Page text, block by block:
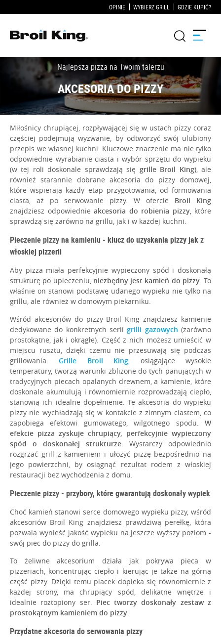
OPINIE WYBIERZ GRILL GDZIE KUPIĆ?
Grille
KUCHNIE OGRODOWE
Akcesoria do grillowania
Blog
Przepisy
WSPARCIE
Miłośnicy chrupiącej, rozpływającej się w ustach pizzy coraz
częściej podejmują wyzwanie, by odtworzyć swój ulubiony
przepis we własnej kuchni. Kluczowe znaczenie ma nie tylko
odpowiednie wyrabianie ciasta i wybór sprzętu do wypieku
(w tej roli doskonale sprawdzają się grille Broil King), ale
również starannie dobrane akcesoria do pizzy domowej,
które wspierają każdy etap przygotowania, od formowania
ciasta, aż po serwowanie pizzy. W ofercie Broil King
znajdziesz odpowiednie akcesoria do robienia pizzy, które
sprawdzą się zarówno na grillu, jak i w każdej kuchni.
Pieczenie pizzy na kamieniu - klucz do uzyskania pizzy jak z
włoskiej pizzerii
Aby pizza miała perfekcyjnie wypieczony spód i doskonałą
strukturę po upieczeniu, niezbędny jest kamień do pizzy. To
właśnie on stanowi podstawę udanego wypieku nie tylko na
grillu, ale również w domowym piekarniku.
Wśród akcesoriów do pizzy Broil King znajdziesz kamienie
dedykowane do konkretnych seriigrilli gazowych (zarówno
prostokątne, jak i okrągłe). Część z nich możesz umieścić w
miejscu rusztu, dzięki czemu nie przesuwają się podczas
grillowania.Grille Broil King , osiągające wysokie
temperatury, tworzą warunki zbliżone do tych panujących w
tradycyjnych piecach opalanych drewnem, a kamienie, które
doskonale akumulują i równomiernie rozprowadzają ciepło,
stanowią ich idealne dopełnienie. Te akcesoria do wypieku
pizzy nie wychładzają się w kontakcie z zimnym ciastem, co
zapobiega efektowi gumowatego, wilgotnego spodu. W
efekcie pizza zyskuje chrupiący, perfekcyjnie wypieczony
spód o doskonałej strukturze . Wystarczy odpowiednio
rozgrzać grill z kamieniem i ułożyć pizzę bezpośrednio na
jego powierzchni, by osiągnąć rezultat rodem z włoskiej
restauracji bez wychodzenia z domu.
Pieczenie pizzy - przybory, które gwarantują doskonały wypiek
Choć kamień stanowi serce domowego wypieku pizzy, wśród
akcesoriów Broil King znajdziesz prawdziwą perełkę, która
pozwala wynieść jakość wypieku na jeszcze wyższy poziom -
swój piec do pizzy do grilla.
To żeliwne akcesorium działa jak pokrywa pieca w
pizzeriach, koncentrując ciepło i kierując je także na górną
część pizzy. Dzięki temu placek dopieka się równomiernie z
każdej strony, ma chrupiący spód, delikatne wnętrze i
idealnie roztopiony ser. Piec tworzy doskonały zestaw z
prostokątnym kamieniem do pizzy
Przydatne akcesoria do serwowania pizzy